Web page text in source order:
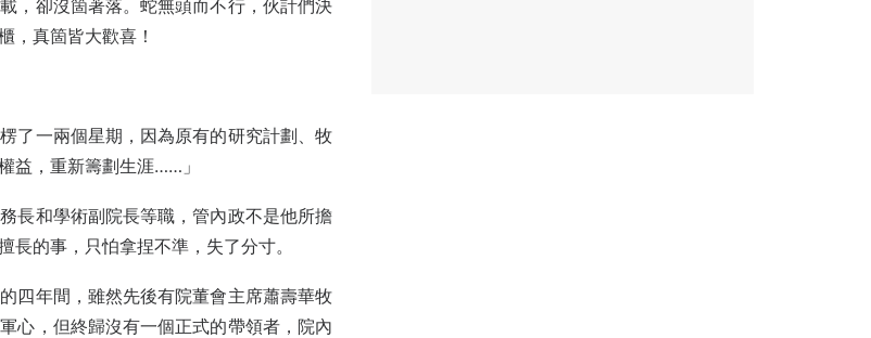
，卻沒箇著落。蛇無頭而不行，伙計們決
，真箇皆大歡喜！
了一兩個星期，因為原有的研究計劃、牧
益，重新籌劃生涯……」
長和學術副院長等職，管內政不是他所擔
的事，只怕拿捏不準，失了分寸。
四年間，雖然先後有院董會主席蕭壽華牧
心，但終歸沒有一個正式的帶領者，院內